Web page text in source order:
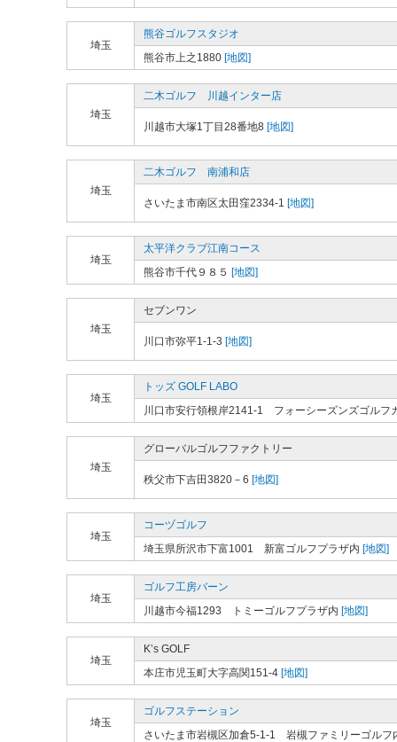
埼玉
熊谷ゴルフスタジオ
熊谷市上之1880 [地図]
埼玉
二木ゴルフ 川越インター店
川越市大塚1丁目28番地8 [地図]
埼玉
二木ゴルフ 南浦和店
さいたま市南区太田窪2334-1 [地図]
埼玉
太平洋クラブ江南コース
熊谷市千代９８５ [地図]
埼玉
セブンワン
川口市弥平1-1-3 [地図]
埼玉
トッズ GOLF LABO
川口市安行領根岸2141-1 フォーシーズンズゴルフ
埼玉
グローバルゴルフファクトリー
秩父市下吉田3820－6 [地図]
埼玉
コーヅゴルフ
埼玉県所沢市下富1001 新富ゴルフプラザ内 [地図]
埼玉
ゴルフ工房バーン
川越市今福1293 トミーゴルフプラザ内 [地図]
埼玉
K’s GOLF
本庄市児玉町大字高関151-4 [地図]
埼玉
ゴルフステーション
さいたま市岩槻区加倉5-1-1 岩槻ファミリーゴルフ